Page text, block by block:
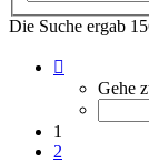
Die Suche ergab
von
Gehe
1
2